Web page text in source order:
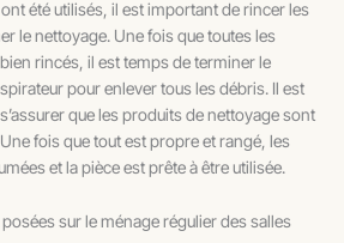
été utilisés, il est important de rincer les
le nettoyage. Une fois que toutes les
rincés, il est temps de terminer le
pour enlever tous les débris. Il est
que les produits de nettoyage sont
fois que tout est propre et rangé, les
et la pièce est prête à être utilisée.
sur le ménage régulier des salles